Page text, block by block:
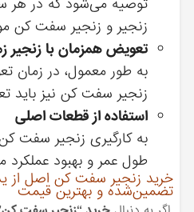
توصیه می‌شود که در
زنجیر و زنجیر سفت کن
تعویض همزمان با زنجیر
به طور معمول، در زمان
زنجیر سفت کن نیز باید
استفاده از قطعات اصلی
به کارگیری زنجیر سفت
طول عمر و بهبود عملکرد
خرید زنجیر سفت کن اصل از
تضمین‌شده و بهترین قیمت